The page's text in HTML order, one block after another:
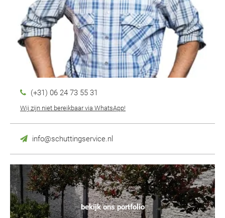
(+31) 06 24 73 55 31
Wij zijn niet bereikbaar via WhatsApp!
info@schuttingservice.nl
bekijk ons portfolio